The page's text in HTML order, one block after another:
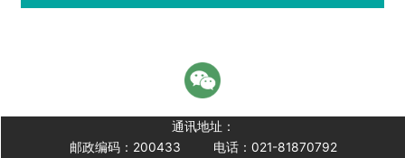
通讯地址：
邮政编码：200433
电话：021-81870792